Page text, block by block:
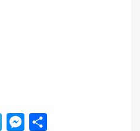
TelegramMessenger